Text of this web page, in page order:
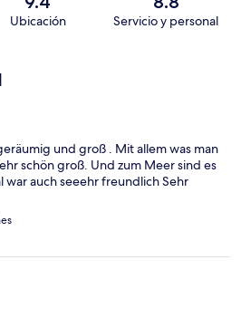
Ubicación Servicio y personal
und groß . Mit allem was man
schön groß. Und zum Meer sind es
war auch seeehr freundlich Sehr